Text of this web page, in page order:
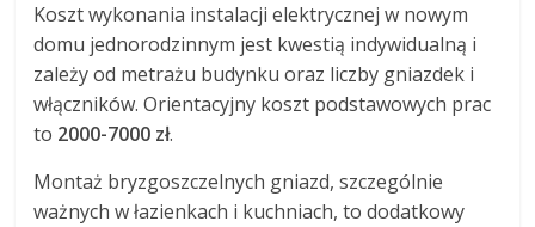
Koszt wykonania instalacji elektrycznej w nowym
domu jednorodzinnym jest kwestią indywidualną i
zależy od metrażu budynku oraz liczby gniazdek i
włączników. Orientacyjny koszt podstawowych prac
to 2000-7000 zł.
Montaż bryzgoszczelnych gniazd, szczególnie
ważnych w łazienkach i kuchniach, to dodatkowy